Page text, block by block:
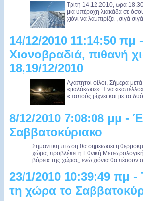
Τρίτη 14.12.2010, ωρα 18.30
μια υπέροχη λιακάδα σε
χιόνι να λαμπιρίζει , σιγά
14/12/2010 11:14:50
Χιονοβραδιά, πιθανή
18,19/12/2010
Αγαπητοί φίλοι, Σήμερα
«μαλάκωσε». Ένα «καπέλλο»
«παπούς ρίχνει και με τα
8/12/2010 7:08:08 μμ -
Σαββατοκύριακο
Σημαντική πτώση θα σημειώσει η
χώρα, προβλέπει η Εθνική
βόρεια της χώρας, ενώ χιόνια θα πέσουν
23/1/2010 10:39:49 πμ
τη χώρα το